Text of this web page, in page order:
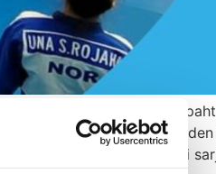
Sea Championships -
oman maansa
U17 ja U20, mikä poisti